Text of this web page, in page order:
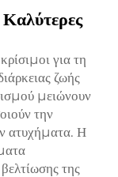
για τη
ζωής
μειώνουν
την
ατυχήματα. Η
της